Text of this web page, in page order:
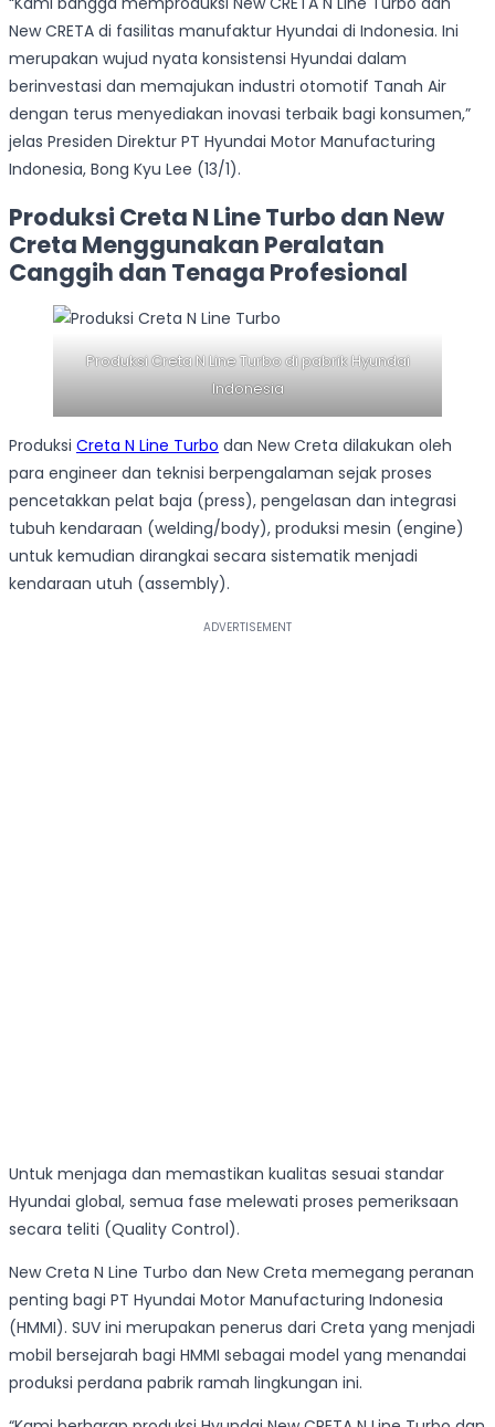
New CRETA di fasilitas manufaktur Hyundai di Indonesia. Ini
merupakan wujud nyata konsistensi Hyundai dalam
berinvestasi dan memajukan industri otomotif Tanah Air
dengan terus menyediakan inovasi terbaik bagi konsumen,”
jelas Presiden Direktur PT Hyundai Motor Manufacturing
Indonesia, Bong Kyu Lee (13/1).
Produksi Creta N Line Turbo dan New
Creta Menggunakan Peralatan
Canggih dan Tenaga Profesional
Produksi Creta N Line Turbo di pabrik Hyundai
Indonesia
Produksi Creta N Line Turbo dan New Creta dilakukan oleh
para engineer dan teknisi berpengalaman sejak proses
pencetakkan pelat baja (press), pengelasan dan integrasi
tubuh kendaraan (welding/body), produksi mesin (engine)
untuk kemudian dirangkai secara sistematik menjadi
kendaraan utuh (assembly).
Untuk menjaga dan memastikan kualitas sesuai standar
Hyundai global, semua fase melewati proses pemeriksaan
secara teliti (Quality Control).
New Creta N Line Turbo dan New Creta memegang peranan
penting bagi PT Hyundai Motor Manufacturing Indonesia
(HMMI). SUV ini merupakan penerus dari Creta yang menjadi
mobil bersejarah bagi HMMI sebagai model yang menandai
produksi perdana pabrik ramah lingkungan ini.